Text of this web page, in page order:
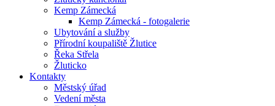
Kemp Zámecká
Kemp Zámecká - fotogalerie
Ubytování a služby
Přírodní koupaliště Žlutice
Řeka Střela
Žluticko
Kontakty
Městský úřad
Vedení města